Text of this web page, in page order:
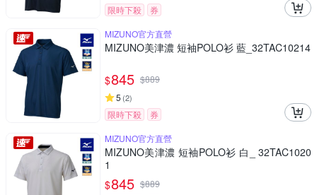
限時下殺
券
MIZUNO官方直營
MIZUNO美津濃 短袖POLO衫 藍_32TAC10214
$845 $889
5 (2)
限時下殺
券
MIZUNO官方直營
MIZUNO美津濃 短袖POLO衫 白_ 32TAC1020
1
$845 $889